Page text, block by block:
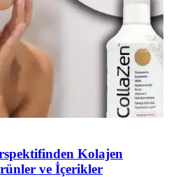
Kolajen
ve İçerikler